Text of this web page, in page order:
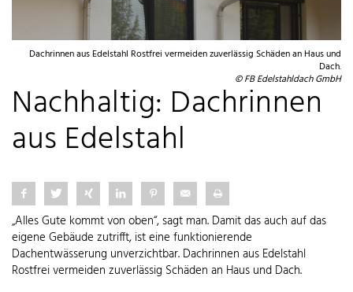
Dachrinnen aus Edelstahl Rostfrei vermeiden zuverlässig Schäden an Haus und
Dach.
© FB Edelstahldach GmbH
Nachhaltig: Dachrinnen
aus Edelstahl
„Alles Gute kommt von oben“, sagt man. Damit das auch auf das
eigene Gebäude zutrifft, ist eine funktionierende
Dachentwässerung unverzichtbar. Dachrinnen aus Edelstahl
Rostfrei vermeiden zuverlässig Schäden an Haus und Dach.